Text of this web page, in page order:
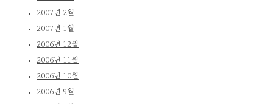
2007년 2월
2007년 1월
2006년 12월
2006년 11월
2006년 10월
2006년 9월